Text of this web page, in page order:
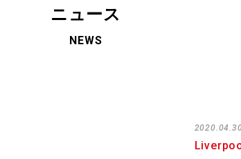
ニュース
NEWS